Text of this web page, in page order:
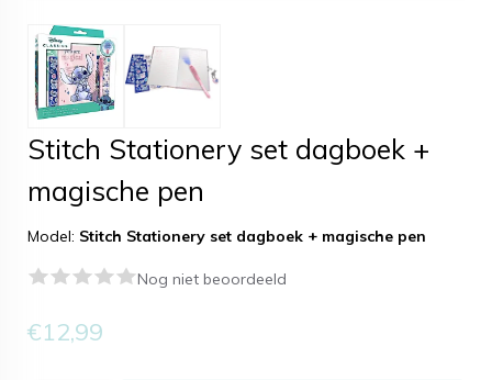
Stitch Stationery set dagboek +
magische pen
Model: Stitch Stationery set dagboek + magische pen
Nog niet beoordeeld
€12,99